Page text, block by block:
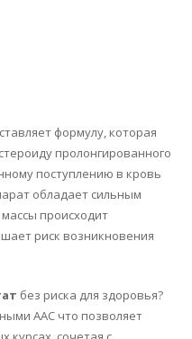
формулу, которая
пролонгированного
поступлению в кровь
обладает сильным
происходит
риск возникновения
без риска для здоровья?
ААС что позволяет